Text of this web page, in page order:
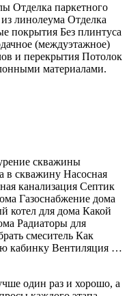
Отделка паркетного
линолеума Отделка
покрытия Без плинтуса
(междуэтажное)
и перекрытия Потолок
материалами.
скважины
в скважину Насосная
канализация Септик
Газоснабжение дома
котел для дома Какой
Радиаторы для
смеситель Как
кабинку Вентиляция …
один раз и хорошо, а